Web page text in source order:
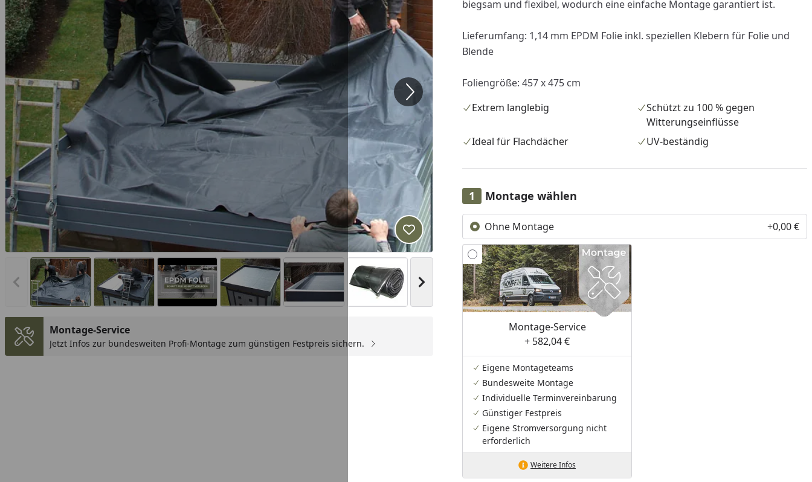
Vorheriges Bild anzeigen Nächstes Bild anzeigen
Produkt zur Wunschliste hinzufügen
Montage-Service
Jetzt Infos zur bundesweiten Profi-Montage zum günstigen Festpreis sichern.
biegsam und flexibel, wodurch eine einfache Montage garantiert ist.
Lieferumfang: 1,14 mm EPDM Folie inkl. speziellen Klebern für Folie und
Blende
Foliengröße: 457 x 475 cm
Extrem langlebig
Schützt zu 100 % gegen
Witterungseinflüsse
Ideal für Flachdächer
UV-beständig
Montage wählen
Ohne Montage +0,00 €
Montage-Service
+ 582,04 €
Eigene Montageteams
Bundesweite Montage
Individuelle Terminvereinbarung
Günstiger Festpreis
Eigene Stromversorgung nicht
erforderlich
Weitere Infos